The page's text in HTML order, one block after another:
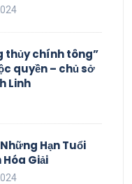
thủy chính tông”
quyền – chủ sở
Linh
Hạn Tuổi
Giải